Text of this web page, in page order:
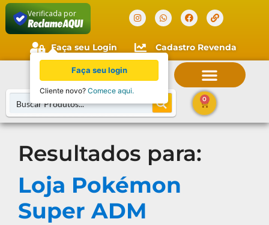
Verificada por
Faça seu Login Cadastro Revenda
0
Resultados para:
Loja Pokémon
Super ADM
Faça seu login
Cliente novo? Comece aqui.